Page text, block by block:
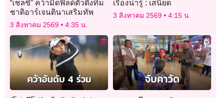
“เชลซี” คว้ามิดฟิลด์ตัวตึงทีม
ชาติอาร์เจนตินาเสริมทัพ
3 สิงหาคม 2569 4:35 น.
เรื่องน่ารู้ : เสนียด
3 สิงหาคม 2569 4:15 น.